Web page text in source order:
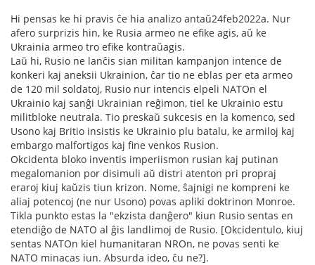
Hi pensas ke hi pravis ĉe hia analizo antaŭ24feb2022a. Nur
afero surprizis hin, ke Rusia armeo ne efike agis, aŭ ke
Ukrainia armeo tro efike kontraŭagis.
Laŭ hi, Rusio ne lanĉis sian militan kampanjon intence de
konkeri kaj aneksii Ukrainion, ĉar tio ne eblas per eta armeo
de 120 mil soldatoj, Rusio nur intencis elpeli NATOn el
Ukrainio kaj sanĝi Ukrainian reĝimon, tiel ke Ukrainio estu
militbloke neutrala. Tio preskaŭ sukcesis en la komenco, sed
Usono kaj Britio insistis ke Ukrainio plu batalu, ke armiloj kaj
embargo malfortigos kaj fine venkos Rusion.
Okcidenta bloko inventis imperiismon rusian kaj putinan
megalomanion por disimuli aŭ distri atenton pri propraj
eraroj kiuj kaŭzis tiun krizon. Nome, ŝajnigi ne kompreni ke
aliaj potencoj (ne nur Usono) povas apliki doktrinon Monroe.
Tikla punkto estas la "ekzista danĝero" kiun Rusio sentas en
etendiĝo de NATO al ĝis landlimoj de Rusio. [Okcidentulo, kiuj
sentas NATOn kiel humanitaran NROn, ne povas senti ke
NATO minacas iun. Absurda ideo, ĉu ne?].